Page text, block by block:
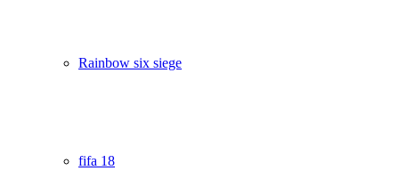
Rainbow six siege
fifa 18